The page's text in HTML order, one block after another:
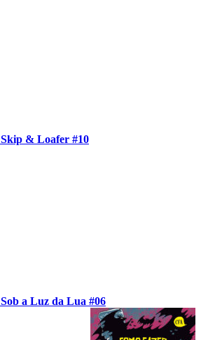
Skip & Loafer #10
Sob a Luz da Lua #06